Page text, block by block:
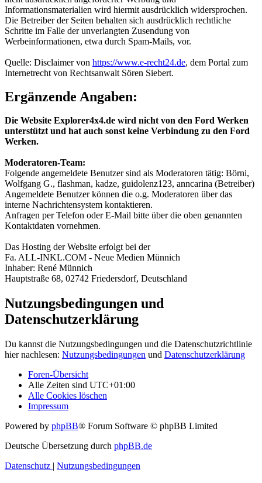
Informationsmaterialien wird hiermit ausdrücklich widersprochen.
Die Betreiber der Seiten behalten sich ausdrücklich rechtliche
Schritte im Falle der unverlangten Zusendung von
Werbeinformationen, etwa durch Spam-Mails, vor.
Quelle: Disclaimer von https://www.e-recht24.de, dem Portal zum
Internetrecht von Rechtsanwalt Sören Siebert.
Ergänzende Angaben:
Die Website Explorer4x4.de wird nicht von den Ford Werken
unterstützt und hat auch sonst keine Verbindung zu den Ford
Werken.
Moderatoren-Team:
Folgende angemeldete Benutzer sind als Moderatoren tätig: Börni,
Wolfgang G., flashman, kadze, guidolenz123, anncarina (Betreiber)
Angemeldete Benutzer können die o.g. Moderatoren über das
interne Nachrichtensystem kontaktieren.
Anfragen per Telefon oder E-Mail bitte über die oben genannten
Kontaktdaten vornehmen.
Das Hosting der Website erfolgt bei der
Fa. ALL-INKL.COM - Neue Medien Münnich
Inhaber: René Münnich
Hauptstraße 68, 02742 Friedersdorf, Deutschland
Nutzungsbedingungen und
Datenschutzerklärung
Du kannst die Nutzungsbedingungen und die Datenschutzrichtlinie
hier nachlesen: Nutzungsbedingungen und Datenschutzerklärung
Foren-Übersicht
Alle Zeiten sind UTC+01:00
Alle Cookies löschen
Impressum
Powered by phpBB® Forum Software © phpBB Limited
Deutsche Übersetzung durch phpBB.de
Datenschutz | Nutzungsbedingungen